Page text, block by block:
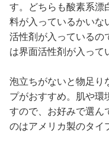
す。どちらも酸素系漂
料が入っているかいな
活性剤が入っているの
は界面活性剤が入って
泡立ちがないと物足り
プがおすすめ。肌や環
すので、お好みで選ん
のはアメリカ製のタイ